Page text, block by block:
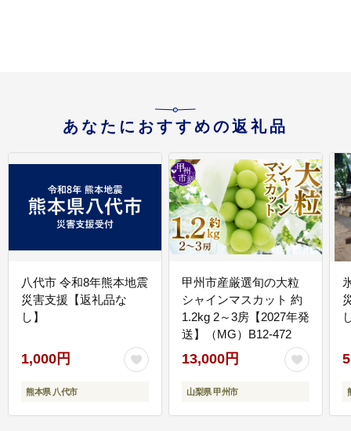
あなたにおすすめの返礼品
八代市 令和8年熊本地震
災害支援【返礼品な
し】
1,000円
熊本県 八代市
甲州市産厳選旬の大粒
シャインマスカット 約
1.2kg 2～3房【2027年発
送】（MG）B12-472
13,000円
山梨県 甲州市